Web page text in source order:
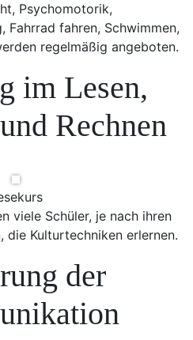
Psychomotorik,
Fahrrad fahren, Schwimmen,
regelmäßig angeboten.
im Lesen,
Rechnen
viele Schüler, je nach ihren
die Kulturtechniken erlernen.
der